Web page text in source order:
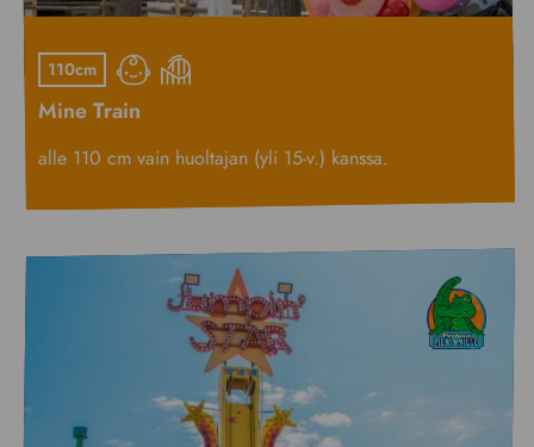
110cm
Mine Train
alle 110 cm vain huoltajan (yli 15-v.) kanssa.